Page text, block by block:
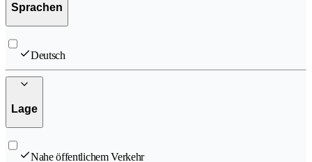
Sprachen
Deutsch
Lage
Nahe öffentlichem Verkehr